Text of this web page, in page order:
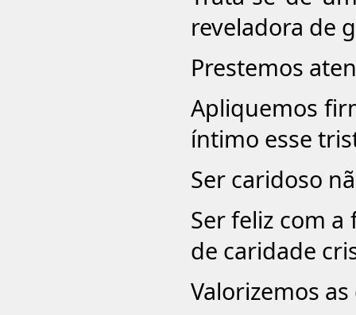
reveladora de
Prestemos
Apliquemos
íntimo esse
Ser caridoso
Ser feliz com
de caridade
Valorizemos